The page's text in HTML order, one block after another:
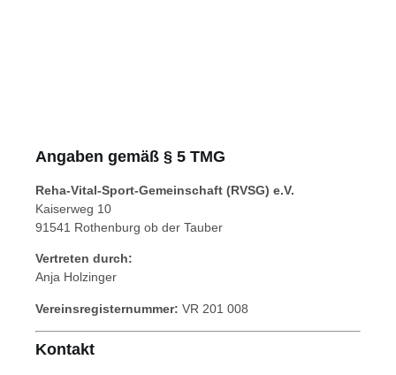
Angaben gemäß § 5 TMG
Reha-Vital-Sport-Gemeinschaft (RVSG) e.V.
Kaiserweg 10
91541 Rothenburg ob der Tauber
Vertreten durch:
Anja Holzinger
Vereinsregisternummer: VR 201 008
Kontakt